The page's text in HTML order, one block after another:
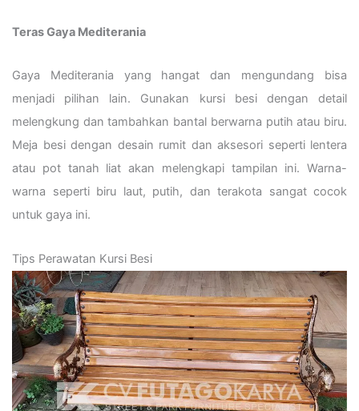
Teras Gaya Mediterania
Gaya Mediterania yang hangat dan mengundang bisa
menjadi pilihan lain. Gunakan kursi besi dengan detail
melengkung dan tambahkan bantal berwarna putih atau biru.
Meja besi dengan desain rumit dan aksesori seperti lentera
atau pot tanah liat akan melengkapi tampilan ini. Warna-
warna seperti biru laut, putih, dan terakota sangat cocok
untuk gaya ini.
Tips Perawatan Kursi Besi